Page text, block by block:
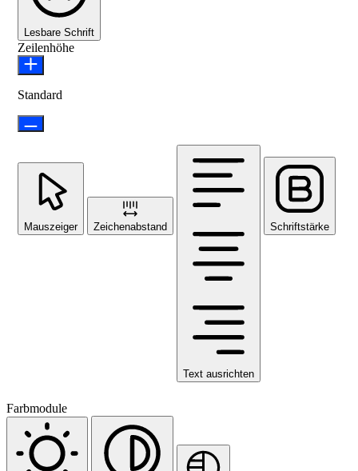
Lesbare Schrift
Zeilenhöhe
Standard
Mauszeiger Zeichenabstand
Text ausrichten
Schriftstärke
Farbmodule